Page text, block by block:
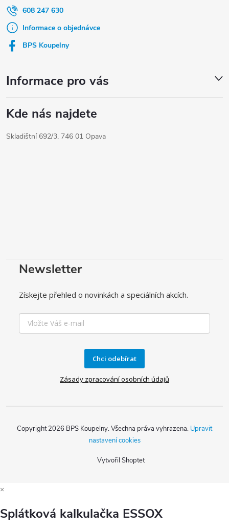
608 247 630
Informace o objednávce
BPS Koupelny
Informace pro vás
Kde nás najdete
Skladištní 692/3, 746 01 Opava
Newsletter
Získejte přehled o novinkách a speciálních akcích.
Chci odebírat
Zásady zpracování osobních údajů
Vytvořil Shoptet
Copyright 2026 BPS Koupelny. Všechna práva vyhrazena. Upravit
nastavení cookies
×
Splátková kalkulačka ESSOX